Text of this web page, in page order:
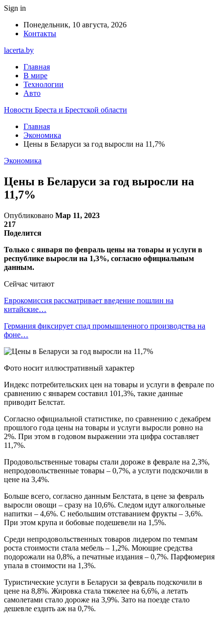
Sign in
Понедельник, 10 августа, 2026
Контакты
lacerta.by
Главная
В мире
Технологии
Авто
Новости Бреста и Брестской области
Главная
Экономика
Цены в Беларуси за год выросли на 11,7%
Экономика
Цены в Беларуси за год выросли на
11,7%
Опубликовано Мар 11, 2023
217
Поделится
Только с января по февраль цены на товары и услуги в
республике выросли на 1,3%, согласно официальным
данным.
Сейчас читают
Еврокомиссия рассматривает введение пошлин на
китайские…
Германия фиксирует спад промышленного производства на
фоне…
Фото носит иллюстративный характер
Индекс потребительских цен на товары и услуги в феврале по
сравнению с январем составил 101,3%, такие данные
приводит Белстат.
Согласно официальной статистике, по сравнению с декабрем
прошлого года цены на товары и услуги выросли ровно на
2%. При этом в годовом выражении эта цифра составляет
11,7%.
Продовольственные товары стали дороже в феврале на 2,3%,
непродовольственные товары – 0,7%, а услуги подскочили в
цене на 3,4%.
Больше всего, согласно данным Белстата, в цене за февраль
выросли овощи – сразу на 10,6%. Следом идут алкогольные
напитки – 4,6%. С небольшим отставанием фрукты – 3,6%.
При этом крупа и бобовые подешевели на 1,5%.
Среди непродовольственных товаров лидером по темпам
роста стоимости стала мебель – 1,2%. Моющие средства
подорожали на 0,8%, а печатные издания – 0,7%. Парфюмерия
упала в стоимости на 1,3%.
Туристические услуги в Беларуси за февраль подскочили в
цене на 8,8%. Жировка стала тяжелее на 6,6%, а летать
самолетами стало дороже на 3,9%. Зато на поезде стало
дешевле ездить аж на 0,7%.